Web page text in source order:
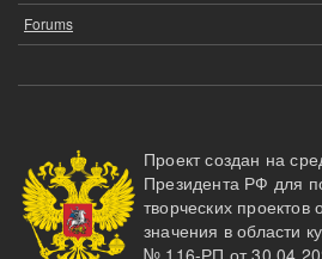
Forums
Проект создан на
Президента РФ для
творческих
значения в области